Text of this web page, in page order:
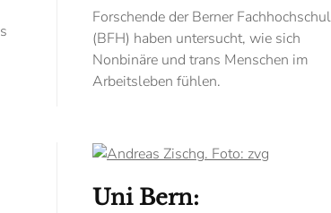
Forschende der Berner
(BFH) haben untersucht, wie sich
Nonbinäre und trans Menschen im
Arbeitsleben fühlen.
Uni Bern: